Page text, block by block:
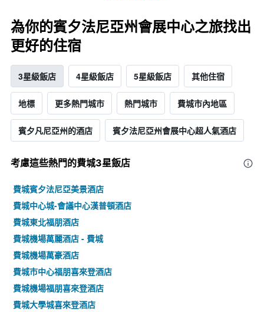
為你的賓夕法尼亞州會展中心之旅找出
更好的住宿
3星級飯店 4星級飯店 5星級飯店 其他住宿
地標 更多熱門城市 熱門城市 費城市內地區
賓夕凡尼亞州的酒店 賓夕法尼亞州會展中心超人氣酒店
考慮這些熱門的費城3星​飯店
費城賓夕法尼亞美景酒店
費城中心城-會議中心漢普頓酒店
費城東北福朋酒店
費城機場萬麗酒店 - 費城
費城機場萬豪酒店
費城市中心福朋喜來登酒店
費城機場福朋喜來登酒店
費城大學城喜來登酒店